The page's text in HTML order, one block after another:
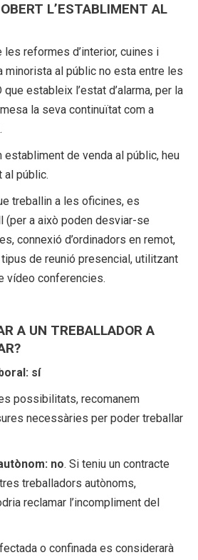
L’ESTABLIMENT AL
les reformes d’interior, cuines i
minorista al públic no esta entre les
estableix l’estat d’alarma, per la
la seva continuïtat com a
establiment de venda al públic, heu
al públic.
treballin a les oficines, es
(per a això poden desviar-se
connexió d’ordinadors en remot,
de reunió presencial, utilitzant
vídeo conferencies.
A UN TREBALLADOR A
sí
possibilitats, recomanem
necessàries per poder treballar
no. Si teniu un contracte
treballadors autònoms,
reclamar l’incompliment del
o confinada es considerarà